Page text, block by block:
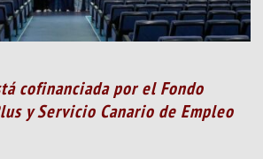
cofinanciada por el Fondo
y Servicio Canario de Empleo